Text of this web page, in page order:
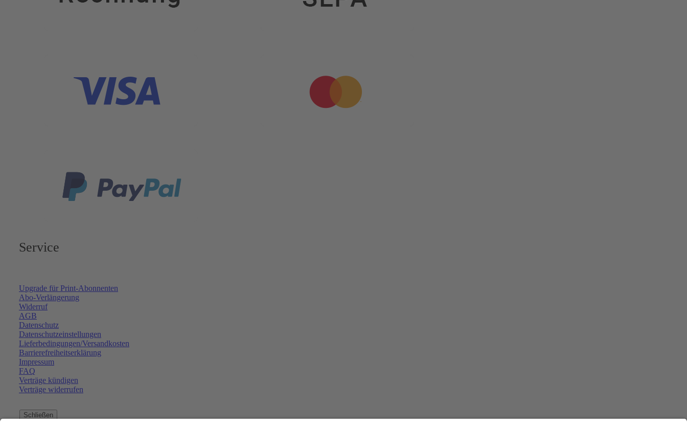
Service
Upgrade für Print-Abonnenten
Abo-Verlängerung
Widerruf
AGB
Datenschutz
Datenschutzeinstellungen
Lieferbedingungen/Versandkosten
Barrierefreiheitserklärung
Impressum
FAQ
Verträge kündigen
Verträge widerrufen
Schließen